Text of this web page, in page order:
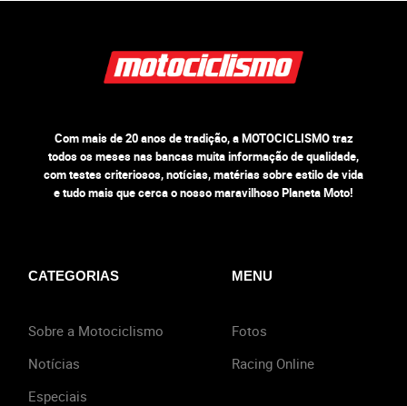
Com mais de 20 anos de tradição, a MOTOCICLISMO traz
todos os meses nas bancas muita informação de qualidade,
com testes criteriosos, notícias, matérias sobre estilo de vida
e tudo mais que cerca o nosso maravilhoso Planeta Moto!
CATEGORIAS
Sobre a Motociclismo
Notícias
Especiais
MENU
Fotos
Racing Online